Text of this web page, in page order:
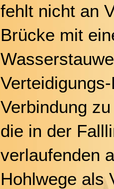
fehlt nicht an
Brücke mit
Verbindung
die in der
verlaufenden
Hohlwege als